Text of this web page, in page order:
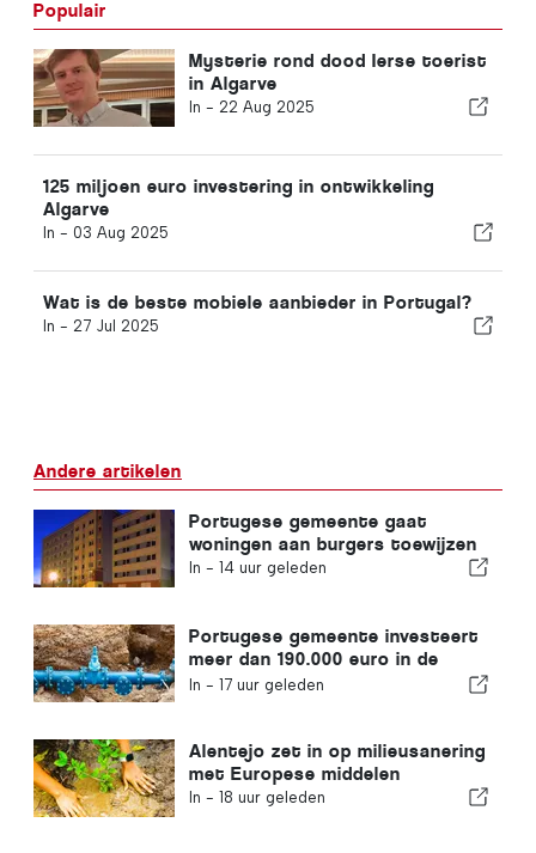
Populair
Mysterie rond dood Ierse toerist
in Algarve
In - 22 Aug 2025
125 miljoen euro investering in ontwikkeling
Algarve
In - 03 Aug 2025
Wat is de beste mobiele aanbieder in Portugal?
In - 27 Jul 2025
Andere artikelen
Portugese gemeente gaat
woningen aan burgers toewijzen
In - 14 uur geleden
Portugese gemeente investeert
meer dan 190.000 euro in de
watervoorziening
In - 17 uur geleden
Alentejo zet in op milieusanering
met Europese middelen
In - 18 uur geleden